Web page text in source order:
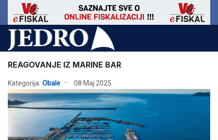
REAGOVANJE IZ MARINE BAR
Kategorija: Obale 08 Maj 2025